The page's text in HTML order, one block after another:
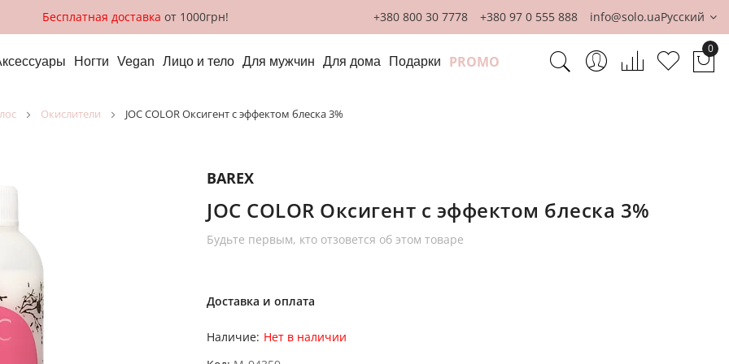
Бесплатная доставка от 1000грн! +380 800 30 7778 +380 97 0 555 888 info@solo.uaРусский
Ногти Vegan Лицо и тело Для мужчин Для дома Подарки PROMO
0
окислители JOC COLOR Оксигент с эффектом блеска 3%
BAREX
JOC COLOR Оксигент с эффектом блеска 3%
Будьте первым, кто отзовется об этом товаре
Доставка и оплата
Наличие: Нет в наличии